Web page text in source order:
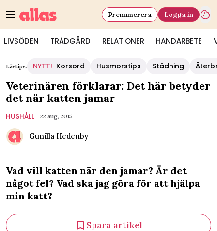
LIVSÖDEN TRÄDGÅRD RELATIONER HANDARBETE
Prenumerera Logga in
Lästips: NYTT! Korsord Husmorstips Städning
Veterinären förklarar: Det här betyder
det när katten jamar
HUSHÅLL 22 aug, 2015
Gunilla Hedenby
Vad vill katten när den jamar? Är det
något fel? Vad ska jag göra för att hjälpa
min katt?
Spara artikel